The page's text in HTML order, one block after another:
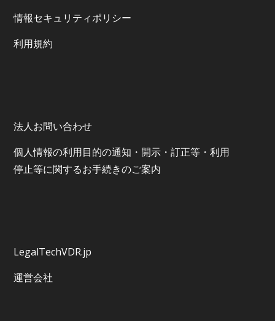
情報セキュリティポリシー
利⽤規約
法人お問い合わせ
個⼈情報の利⽤⽬的の通知・開⽰・訂正等・利⽤
停⽌等に関するお⼿続きのご案内
LegalTechVDR.jp
運営会社